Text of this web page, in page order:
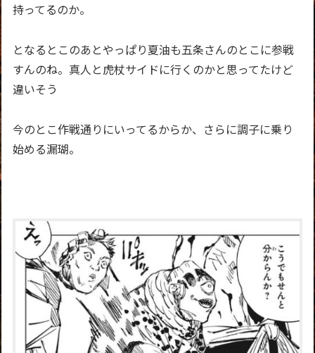
持ってるのか。
となるとこのあとやっぱり夏油も五条さんのとこに参戦
すんのね。真人と虎杖サイドに行くのかと思ってたけど
違いそう
今のとこ作戦通りにいってるからか、さらに調子に乗り
始める漏瑚。